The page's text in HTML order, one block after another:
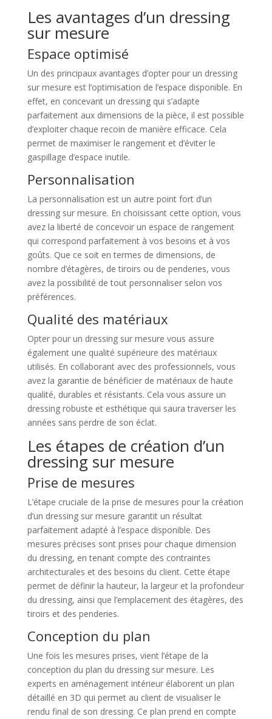
Les avantages d’un dressing
sur mesure
Espace optimisé
Un des principaux avantages d’opter pour un dressing
sur mesure est l’optimisation de l’espace disponible. En
effet, en concevant un dressing qui s’adapte
parfaitement aux dimensions de la pièce, il est possible
d’exploiter chaque recoin de manière efficace. Cela
permet de maximiser le rangement et d’éviter le
gaspillage d’espace inutile.
Personnalisation
La personnalisation est un autre point fort d’un
dressing sur mesure. En choisissant cette option, vous
avez la liberté de concevoir un espace de rangement
qui correspond parfaitement à vos besoins et à vos
goûts. Que ce soit en termes de dimensions, de
nombre d’étagères, de tiroirs ou de penderies, vous
avez la possibilité de tout personnaliser selon vos
préférences.
Qualité des matériaux
Opter pour un dressing sur mesure vous assure
également une qualité supérieure des matériaux
utilisés. En collaborant avec des professionnels, vous
avez la garantie de bénéficier de matériaux de haute
qualité, durables et résistants. Cela vous assure un
dressing robuste et esthétique qui saura traverser les
années sans perdre de son éclat.
Les étapes de création d’un
dressing sur mesure
Prise de mesures
L’étape cruciale de la prise de mesures pour la création
d’un dressing sur mesure garantit un résultat
parfaitement adapté à l’espace disponible. Des
mesures précises sont prises pour chaque dimension
du dressing, en tenant compte des contraintes
architecturales et des besoins du client. Cette étape
permet de définir la hauteur, la largeur et la profondeur
du dressing, ainsi que l’emplacement des étagères, des
tiroirs et des penderies.
Conception du plan
Une fois les mesures prises, vient l’étape de la
conception du plan du dressing sur mesure. Les
experts en aménagement intérieur élaborent un plan
détaillé en 3D qui permet au client de visualiser le
rendu final de son dressing. Ce plan prend en compte